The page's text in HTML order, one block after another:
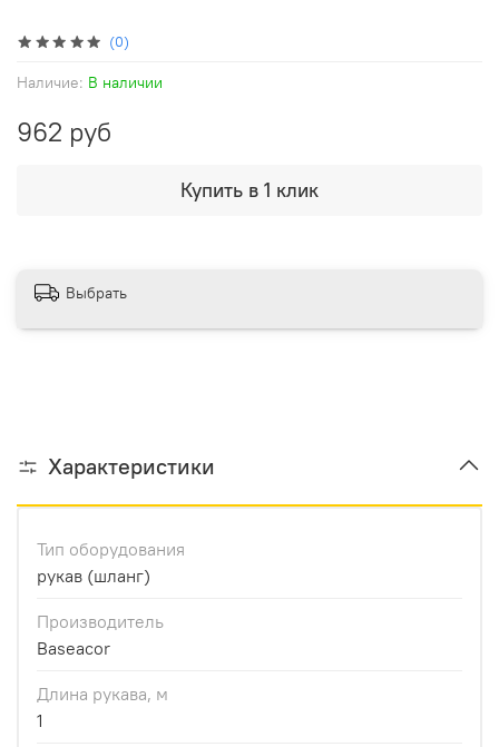
(0)
Наличие: В наличии
962 руб
Купить в 1 клик
Выбрать
Характеристики
Тип оборудования
рукав (шланг)
Производитель
Baseacor
Длина рукава, м
1